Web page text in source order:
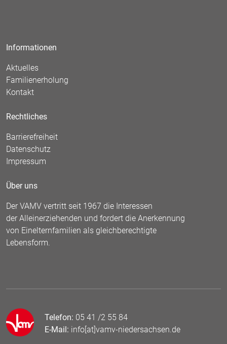
Informationen
Aktuelles
Familienerholung
Kontakt
Rechtliches
Barrierefreiheit
Datenschutz
Impressum
Über uns
Der VAMV vertritt seit 1967 die Interessen
der Alleinerziehenden und fordert die Anerkennung
von Einelternfamilien als gleichberechtigte
Lebensform.
Telefon: 05 41 /2 55 84
E-Mail: info[at]vamv-niedersachsen.de